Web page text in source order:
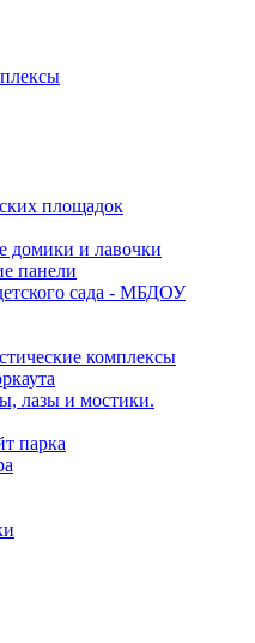
площадок
домики и лавочки
панели
сада - МБДОУ
комплексы
лазы и мостики.
парка